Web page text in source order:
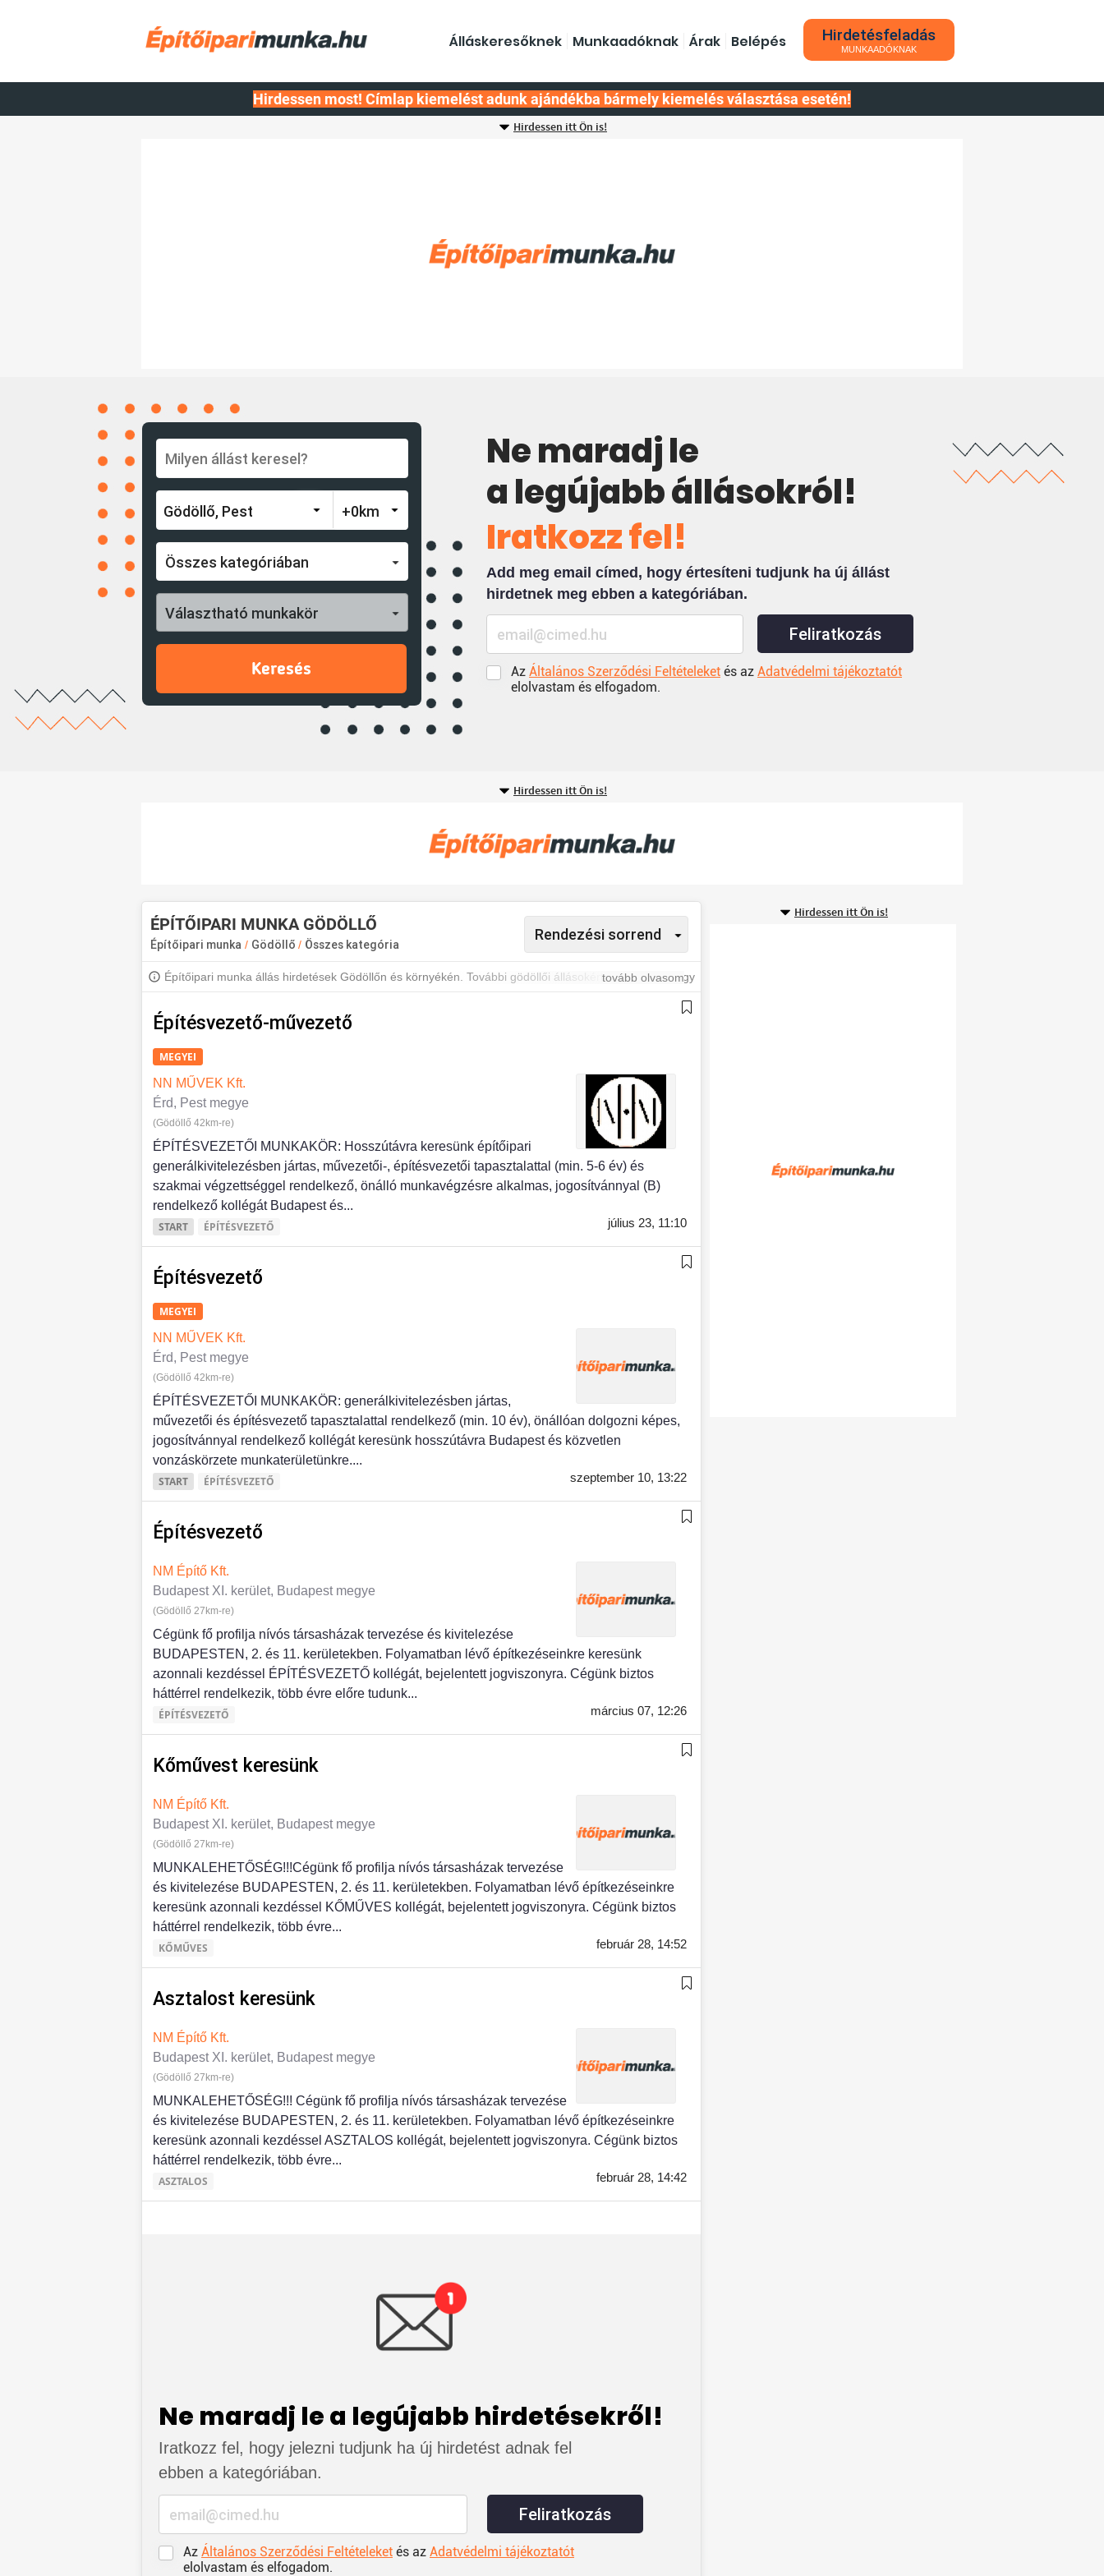
Hirdetésfeladás
MUNKAADÓKNAK
Belépés
Árak
Munkaadóknak
Álláskeresőknek
Hirdessen most! Címlap kiemelést adunk ajándékba bármely kiemelés választása esetén!
Hirdessen itt Ön is!
Összes kategóriában
Választható munkakör
Keresés
Ne maradj le
a legújabb állásokról!
Iratkozz fel!
Add meg email címed, hogy értesíteni tudjunk ha új állást
hirdetnek meg ebben a kategóriában.
Feliratkozás
Az Általános Szerződési Feltételeket és az Adatvédelmi tájékoztatót
elolvastam és elfogadom.
Hirdessen itt Ön is!
ÉPÍTŐIPARI MUNKA GÖDÖLLŐ
Építőipari munka / Gödöllő / Összes kategória
Építőipari munka állás hirdetések Gödöllőn és környékén. További gödöllői állásokért iratkozz fel, hogy
tovább olvasom
Építésvezető-művezető
MEGYEI
NN MŰVEK Kft.
Érd, Pest megye
(Gödöllő 42km-re)
ÉPÍTÉSVEZETŐI MUNKAKÖR: Hosszútávra keresünk építőipari
generálkivitelezésben jártas, művezetői-, építésvezetői tapasztalattal (min. 5-6 év) és
szakmai végzettséggel rendelkező, önálló munkavégzésre alkalmas, jogosítvánnyal (B)
rendelkező kollégát Budapest és...
START
ÉPÍTÉSVEZETŐ július 23, 11:10
Építésvezető
MEGYEI
NN MŰVEK Kft.
Érd, Pest megye
(Gödöllő 42km-re)
ÉPÍTÉSVEZETŐI MUNKAKÖR: generálkivitelezésben jártas,
művezetői és építésvezető tapasztalattal rendelkező (min. 10 év), önállóan dolgozni képes,
jogosítvánnyal rendelkező kollégát keresünk hosszútávra Budapest és közvetlen
vonzáskörzete munkaterületünkre....
START
ÉPÍTÉSVEZETŐ szeptember 10, 13:22
Építésvezető
NM Építő Kft.
Budapest XI. kerület, Budapest megye
(Gödöllő 27km-re)
Cégünk fő profilja nívós társasházak tervezése és kivitelezése
BUDAPESTEN, 2. és 11. kerületekben. Folyamatban lévő építkezéseinkre keresünk
azonnali kezdéssel ÉPÍTÉSVEZETŐ kollégát, bejelentett jogviszonyra. Cégünk biztos
háttérrel rendelkezik, több évre előre tudunk...
ÉPÍTÉSVEZETŐ
március 07, 12:26
Kőművest keresünk
NM Építő Kft.
Budapest XI. kerület, Budapest megye
(Gödöllő 27km-re)
MUNKALEHETŐSÉG!!!Cégünk fő profilja nívós társasházak tervezése
és kivitelezése BUDAPESTEN, 2. és 11. kerületekben. Folyamatban lévő építkezéseinkre
keresünk azonnali kezdéssel KŐMŰVES kollégát, bejelentett jogviszonyra. Cégünk biztos
háttérrel rendelkezik, több évre...
KŐMŰVES
február 28, 14:52
Asztalost keresünk
NM Építő Kft.
Budapest XI. kerület, Budapest megye
(Gödöllő 27km-re)
MUNKALEHETŐSÉG!!! Cégünk fő profilja nívós társasházak tervezése
és kivitelezése BUDAPESTEN, 2. és 11. kerületekben. Folyamatban lévő építkezéseinkre
keresünk azonnali kezdéssel ASZTALOS kollégát, bejelentett jogviszonyra. Cégünk biztos
háttérrel rendelkezik, több évre...
ASZTALOS
február 28, 14:42
Ne maradj le a legújabb hirdetésekről!
Iratkozz fel, hogy jelezni tudjunk ha új hirdetést adnak fel
ebben a kategóriában.
Feliratkozás
Az Általános Szerződési Feltételeket és az Adatvédelmi tájékoztatót
elolvastam és elfogadom.
Hirdessen itt Ön is!